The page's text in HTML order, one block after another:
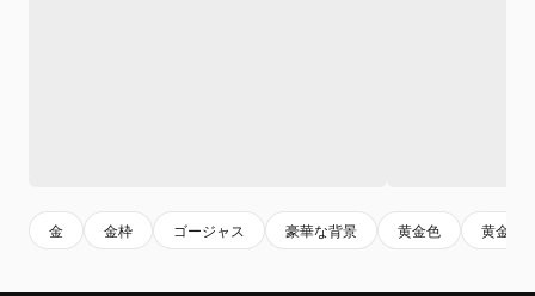
金 金枠 ゴージャス 豪華な背景 黄金色 黄金